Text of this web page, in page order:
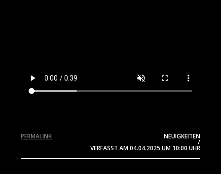
NEUIGKEITEN
/
VERFASST AM04.04.2025 UM 10:00 UHR
PERMALINK